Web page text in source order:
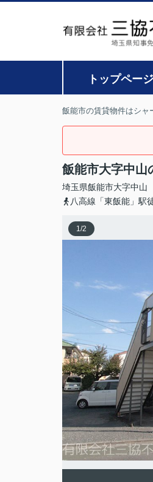
トップページ
飯能市の賃貸物件はシャ
飯能市大字中山
埼玉県飯能市大字中山
八高線「東飯能」駅
1/2